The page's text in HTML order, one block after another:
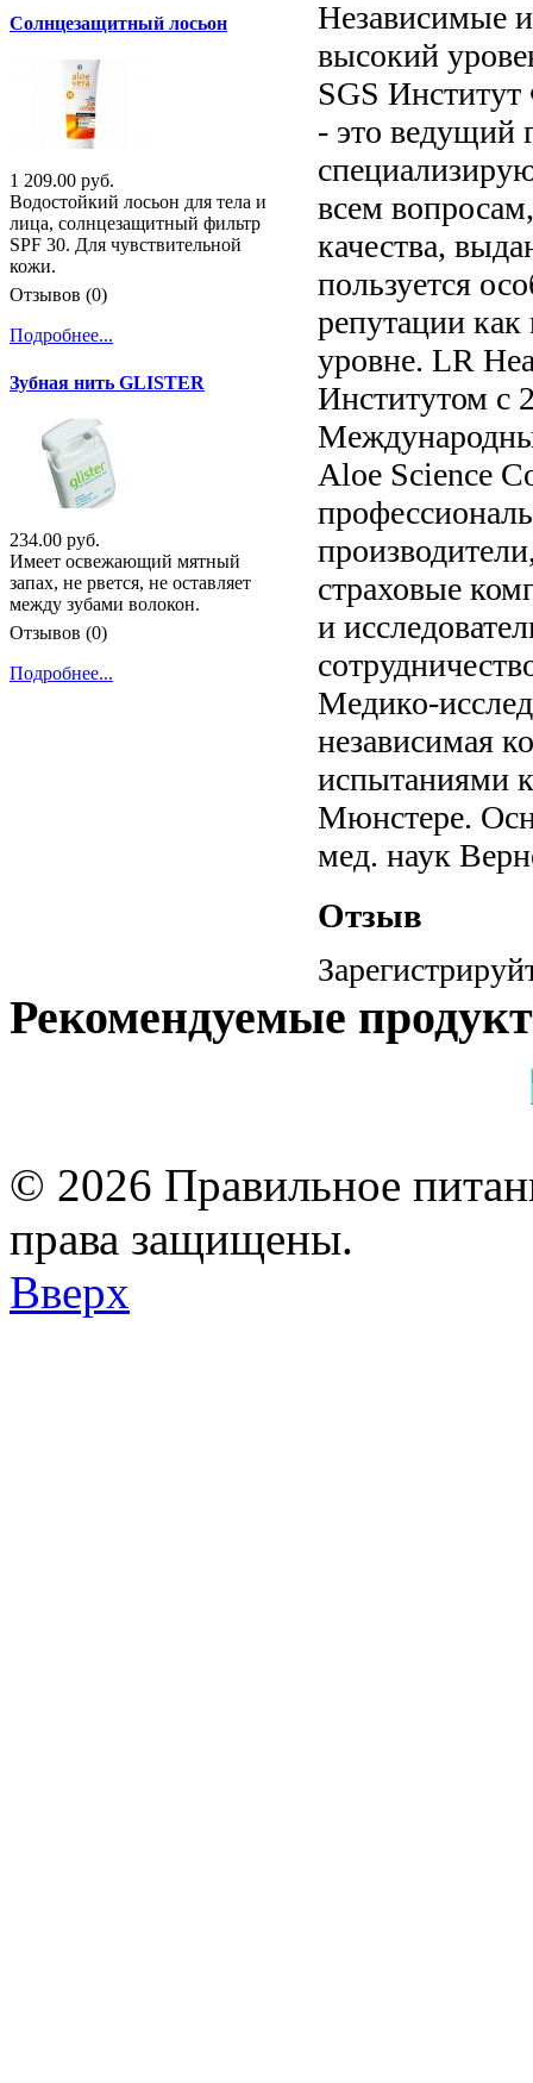
Независимые
высокий
SGS
- это ведущий
всем
качества,
пользуется
репутации
уровне. LR
Институтом с
Aloe Science
страховые
и
Медико-
независимая
испытаниями
Мюнстере.
мед. наук
Отзыв
Солнцезащитный лосьон
1 209.00 руб.
Водостойкий лосьон для тела и
лица, солнцезащитный фильтр
SPF 30. Для чувствительной
кожи.
Отзывов (0)
Подробнее...
Зубная нить GLISTER
234.00 руб.
Имеет освежающий мятный
запах, не рвется, не оставляет
между зубами волокон.
Отзывов (0)
Подробнее...
Рекомендуемые
© 2026 Правильное
права защищены.
Вверх